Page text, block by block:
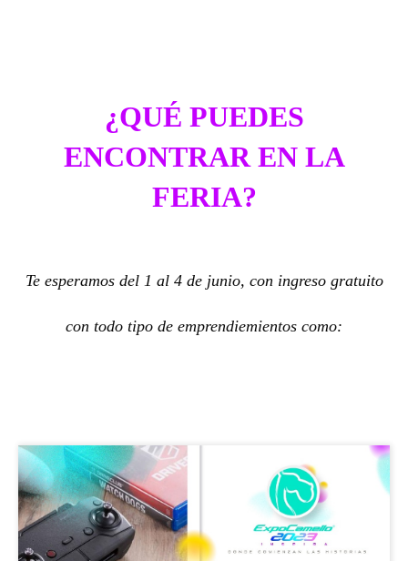
¿QUÉ PUEDES
ENCONTRAR EN LA
FERIA?
Te esperamos del 1 al 4 de junio, con ingreso gratuito
con todo tipo de emprendiemientos como: